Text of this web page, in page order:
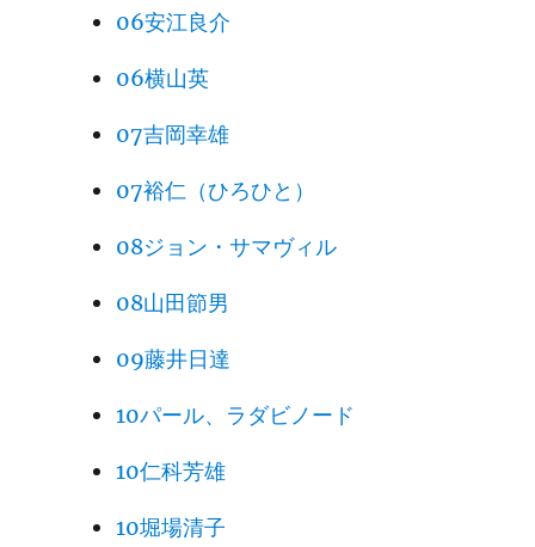
06安江良介
06横山英
07吉岡幸雄
07裕仁（ひろひと）
08ジョン・サマヴィル
08山田節男
09藤井日達
10パール、ラダビノード
10仁科芳雄
10堀場清子